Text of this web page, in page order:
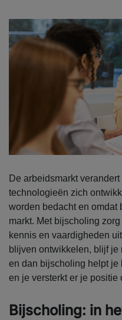
De arbeidsmarkt
technologieën zich
worden bedacht en omdat
markt. Met bijscholing
kennis en vaardigheden
blijven ontwikkelen, blijf je
en dan bijscholing helpt je
en je versterkt er je positie
Bijscholing: in